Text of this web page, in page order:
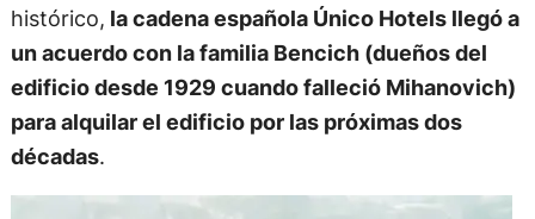
histórico, la cadena española Único Hotels llegó a
un acuerdo con la familia Bencich (dueños del
edificio desde 1929 cuando falleció Mihanovich)
para alquilar el edificio por las próximas dos
décadas.